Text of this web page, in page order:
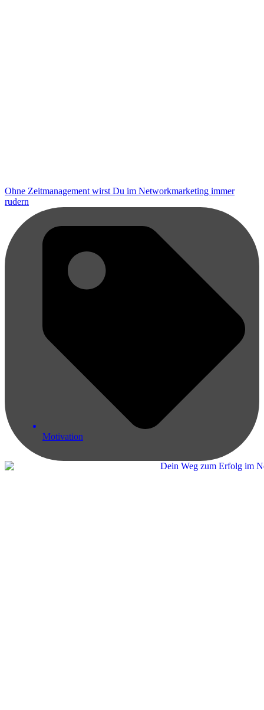
Ohne Zeitmanagement wirst Du im Networkmarketing immer
rudern
Motivation